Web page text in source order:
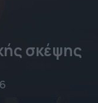
σκέψης